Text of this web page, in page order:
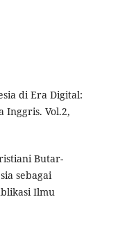
di Era Digital:
Inggris. Vol.2,
Butar-
sebagai
Ilmu